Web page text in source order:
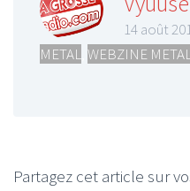
14 août
METAL WEBZINE
Partagez cet article sur